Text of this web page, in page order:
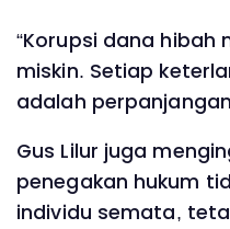
“Korupsi dana
miskin. Setiap
adalah
Gus Lilur juga
penegakan hukum
individu semata,